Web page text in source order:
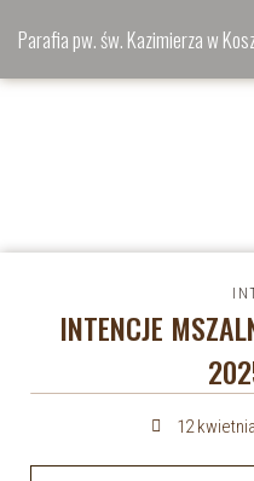
Parafia pw. św. Kazimierza w
INTENCJE
12